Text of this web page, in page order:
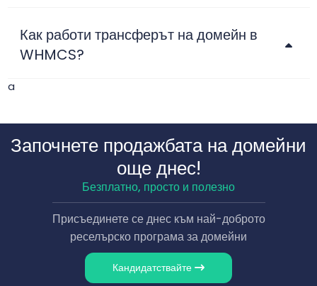
Как работи трансферът на домейн в
WHMCS?
a
Започнете продажбата на домейни
още днес!
Безплатно, просто и полезно
Присъединете се днес към най-доброто
реселърско програма за домейни
Кандидатствайте